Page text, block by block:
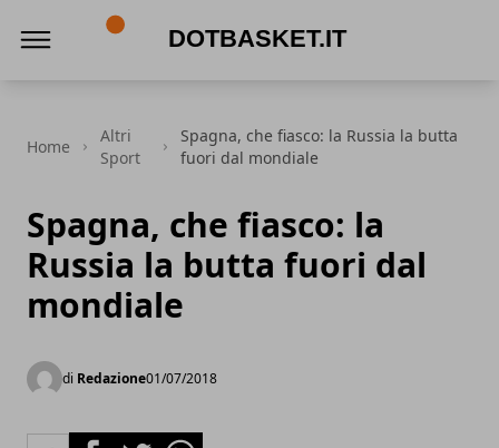
Home
Altri
Sport
Spagna, che fiasco: la Russia la butta
fuori dal mondiale
Spagna, che fiasco: la
Russia la butta fuori dal
mondiale
di Redazione01/07/2018